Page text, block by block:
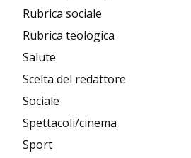
Rubrica sociale
Rubrica teologica
Salute
Scelta del redattore
Sociale
Spettacoli/cinema
Sport